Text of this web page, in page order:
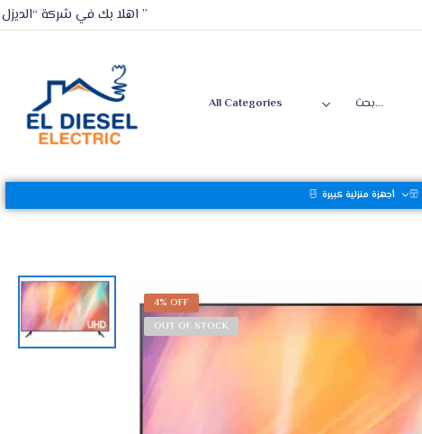
اهلا بك في شركة “الديزل ”
أجهزة منزلية كبيرة
4% OFF
OUT OF STOCK